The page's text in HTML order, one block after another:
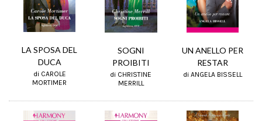
LA SPOSA DEL
DUCA
di CAROLE
MORTIMER
SOGNI
PROIBITI
di CHRISTINE
MERRILL
UN ANELLO PER
RESTAR
di ANGELA BISSELL